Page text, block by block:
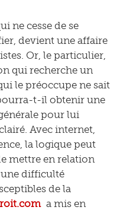
ne cesse de se
devient une affaire
Or, le particulier,
qui recherche un
le préoccupe ne sait
t-il obtenir une
pour lui
Avec internet,
la logique peut
mettre en relation
une difficulté
de la
a mis en